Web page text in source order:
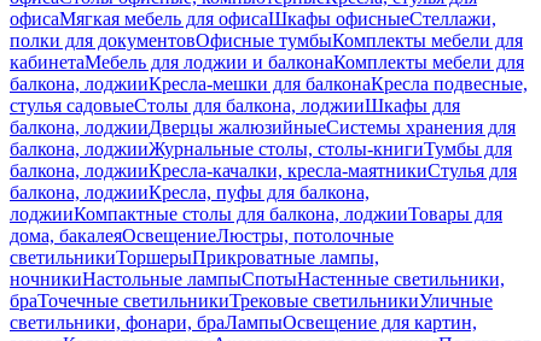
офисаМягкая мебель для офисаШкафы офисныеСтеллажи,
полки для документовОфисные тумбыКомплекты мебели для
кабинетаМебель для лоджии и балконаКомплекты мебели для
балкона, лоджииКресла-мешки для балконаКресла подвесные,
стулья садовыеСтолы для балкона, лоджииШкафы для
балкона, лоджииДверцы жалюзийныеСистемы хранения для
балкона, лоджииЖурнальные столы, столы-книгиТумбы для
балкона, лоджииКресла-качалки, кресла-маятникиСтулья для
балкона, лоджииКресла, пуфы для балкона,
лоджииКомпактные столы для балкона, лоджииТовары для
дома, бакалеяОсвещениеЛюстры, потолочные
светильникиТоршерыПрикроватные лампы,
ночникиНастольные лампыСпотыНастенные светильники,
браТочечные светильникиТрековые светильникиУличные
светильники, фонари, браЛампыОсвещение для картин,